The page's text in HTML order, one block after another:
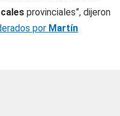
provinciales”, dijeron
por Martín